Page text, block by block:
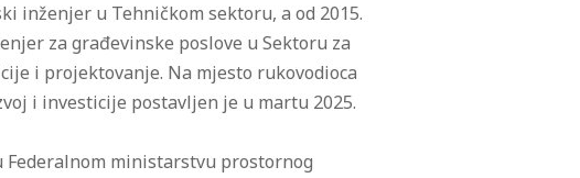
inženjer u Tehničkom sektoru, a od 2015.
za građevinske poslove u Sektoru za
i projektovanje. Na mjesto rukovodioca
i investicije postavljen je u martu 2025.
ministarstvu prostornog